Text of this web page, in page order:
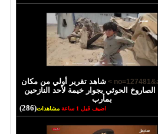
شاهد تقرير أولي من مكان
الحوثي بجوار خيمة لأحد النازحين
بمأرب
اضيف قبل 1 ساعة مشاهدات(286)